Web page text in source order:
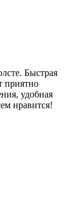
Быстрая
приятно
удобная
нравится!